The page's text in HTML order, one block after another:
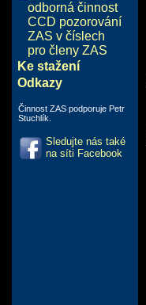
odborná činnost
CCD pozorování
ZAS v číslech
pro členy ZAS
Ke stažení
Odkazy
Činnost ZAS podporuje Petr
Stuchlík.
Sledujte nás také
na síti Facebook